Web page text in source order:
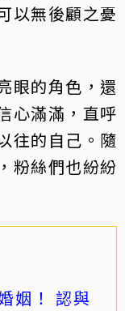
以無後顧之憂
眼的角色，還
心滿滿，直呼
往的自己。隨
粉絲們也紛紛
姻！ 認與